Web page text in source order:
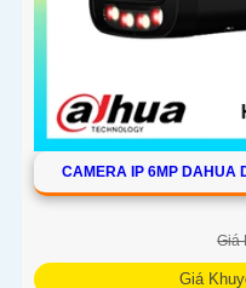
CAMERA IP 6MP DAHUA
Giá
Giá